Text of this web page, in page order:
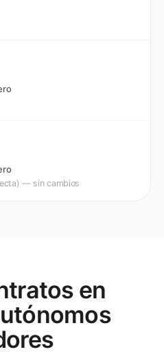
— sin cambios
en